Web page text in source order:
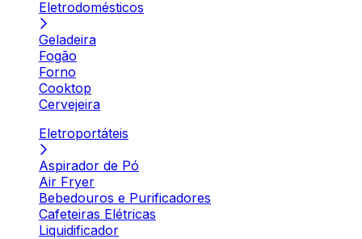
Eletrodomésticos
Geladeira
Fogão
Forno
Cooktop
Cervejeira
Eletroportáteis
Aspirador de Pó
Air Fryer
Bebedouros e Purificadores
Cafeteiras Elétricas
Liquidificador